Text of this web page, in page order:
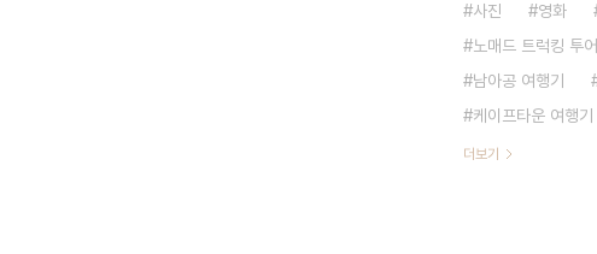
사진
영화
노매드 트럭킹 투어
남아공 여행기
케이프타운 여행기
더보기